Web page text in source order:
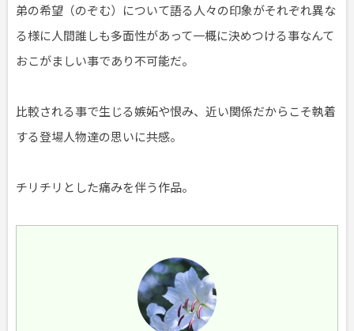
弟の希望（のぞむ）について語る人々の印象がそれぞれ異な
る様に人間誰しも多面性があって一概に決めつける事なんて
おこがましい事であり不可能だ。
比較される事で生じる嫉妬や恨み、近い関係だからこそ執着
する登場人物達の思いに共感。
チリチリとした痛みを伴う作品。